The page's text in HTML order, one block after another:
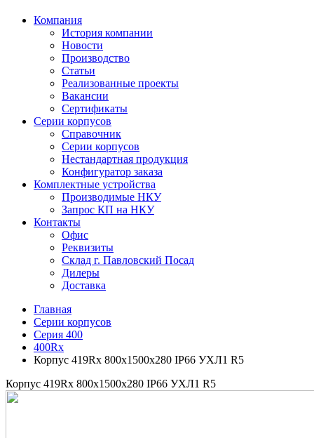
Компания
История компании
Новости
Производство
Статьи
Реализованные проекты
Вакансии
Сертификаты
Серии корпусов
Справочник
Серии корпусов
Нестандартная продукция
Конфигуратор заказа
Комплектные устройства
Производимые НКУ
Запрос КП на НКУ
Контакты
Офис
Реквизиты
Склад г. Павловский Посад
Дилеры
Доставка
Главная
Серии корпусов
Серия 400
400Rx
Корпус 419Rx 800х1500х280 IP66 УХЛ1 R5
Корпус 419Rx 800х1500х280 IP66 УХЛ1 R5